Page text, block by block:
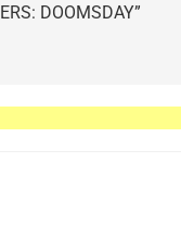
DOOMSDAY”